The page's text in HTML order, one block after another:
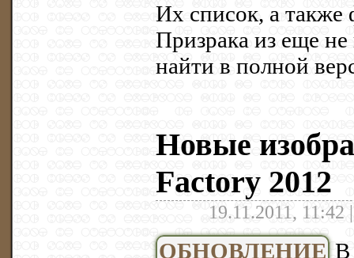
Их список, а также
Призрака из еще
найти в полной
Новые
Factory 2012
19.11.2011, 11:42
ОБНОВЛЕНИЕ В